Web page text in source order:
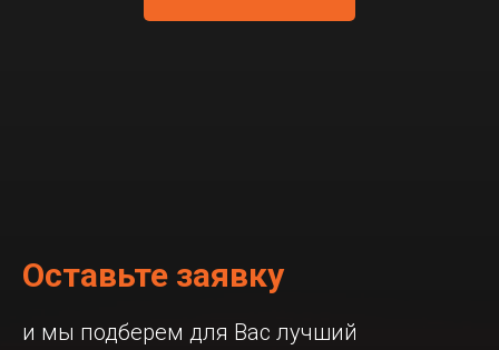
Оставьте заявку
и мы подберем для Вас лучший